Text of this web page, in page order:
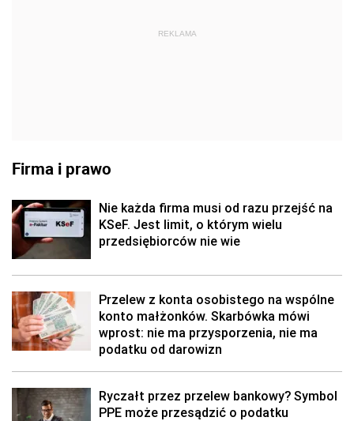
REKLAMA
Firma i prawo
Nie każda firma musi od razu przejść na
KSeF. Jest limit, o którym wielu
przedsiębiorców nie wie
Przelew z konta osobistego na wspólne
konto małżonków. Skarbówka mówi
wprost: nie ma przysporzenia, nie ma
podatku od darowizn
Ryczałt przez przelew bankowy? Symbol
PPE może przesądzić o podatku